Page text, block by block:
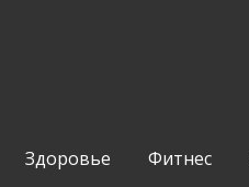
Здоровье Фитнес